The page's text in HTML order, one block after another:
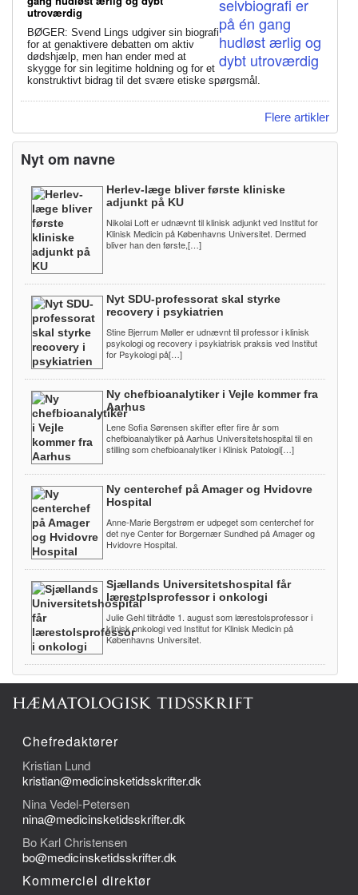
utroværdig
BØGER: Svend Lings udgiver sin biografi
for at genaktivere debatten om aktiv
dødshjælp, men han ender med at
skygge for sin legitime holdning og for et
konstruktivt bidrag til det svære etiske spørgsmål.
Flere artikler
Nyt om navne
Herlev-læge bliver første kliniske
adjunkt på KU
Nikolai Loft er udnævnt til klinisk adjunkt ved Institut for
Klinisk Medicin på Københavns Universitet. Dermed
bliver han den første,[…]
Nyt SDU-professorat skal styrke
recovery i psykiatrien
Stine Bjerrum Møller er udnævnt til professor i klinisk
psykologi og recovery i psykiatrisk praksis ved Institut
for Psykologi på[…]
Ny chefbioanalytiker i Vejle kommer fra
Aarhus
Lene Sofia Sørensen skifter efter fire år som
chefbioanalytiker på Aarhus Universitetshospital til en
stilling som chefbioanalytiker i Klinisk Patologi[…]
Ny centerchef på Amager og Hvidovre
Hospital
Anne-Marie Bergstrøm er udpeget som centerchef for
det nye Center for Borgernær Sundhed på Amager og
Hvidovre Hospital.
Sjællands Universitetshospital får
lærestolsprofessor i onkologi
Julie Gehl tiltrådte 1. august som lærestolsprofessor i
klinisk onkologi ved Institut for Klinisk Medicin på
Københavns Universitet.
Chefredaktører
Kristian Lund
kristian@medicinsketidsskrifter.dk
Nina Vedel-Petersen
nina@medicinsketidsskrifter.dk
Bo Karl Christensen
bo@medicinsketidsskrifter.dk
Kommerciel direktør